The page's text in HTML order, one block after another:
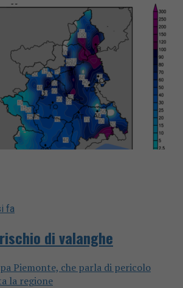
fa
di valanghe
Piemonte, che parla di pericolo
la regione